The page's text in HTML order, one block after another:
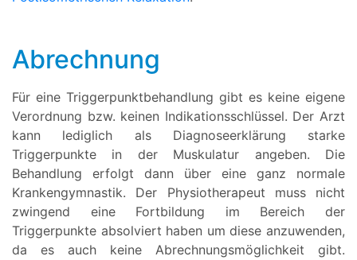
Abrechnung
Für eine Triggerpunktbehandlung gibt es keine eigene
Verordnung bzw. keinen Indikationsschlüssel. Der Arzt
kann lediglich als Diagnoseerklärung starke
Triggerpunkte in der Muskulatur angeben. Die
Behandlung erfolgt dann über eine ganz normale
Krankengymnastik. Der Physiotherapeut muss nicht
zwingend eine Fortbildung im Bereich der
Triggerpunkte absolviert haben um diese anzuwenden,
da es auch keine Abrechnungsmöglichkeit gibt.